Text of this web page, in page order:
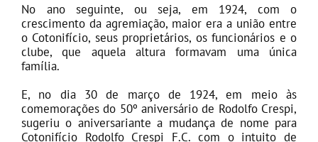
No ano seguinte, ou seja, em 1924, com o
crescimento da agremiação, maior era a união entre
o Cotonifício, seus proprietários, os funcionários e o
clube, que aquela altura formavam uma única
família.
E, no dia 30 de março de 1924, em meio às
comemorações do 50º aniversário de Rodolfo Crespi,
sugeriu o aniversariante a mudança de nome para
Cotonifício Rodolfo Crespi F.C. com o intuito de